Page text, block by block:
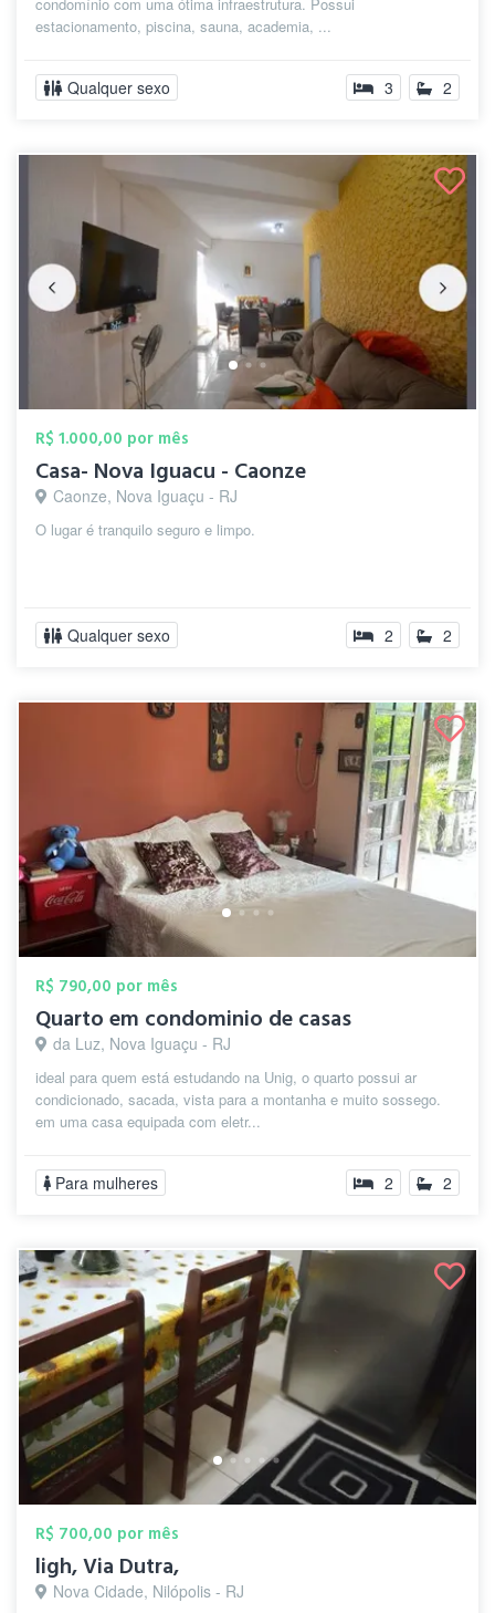
estacionamento, piscina, sauna, academia, ...
Qualquer sexo 3 2
R$ 1.000,00 por mês
Casa- Nova Iguacu - Caonze
Caonze, Nova Iguaçu - RJ
O lugar é tranquilo seguro e limpo.
Qualquer sexo 2 2
R$ 790,00 por mês
Quarto em condominio de casas
da Luz, Nova Iguaçu - RJ
ideal para quem está estudando na Unig, o quarto possui ar
condicionado, sacada, vista para a montanha e muito sossego.
em uma casa equipada com eletr...
Para mulheres 2 2
R$ 700,00 por mês
ligh, Via Dutra,
Nova Cidade, Nilópolis - RJ